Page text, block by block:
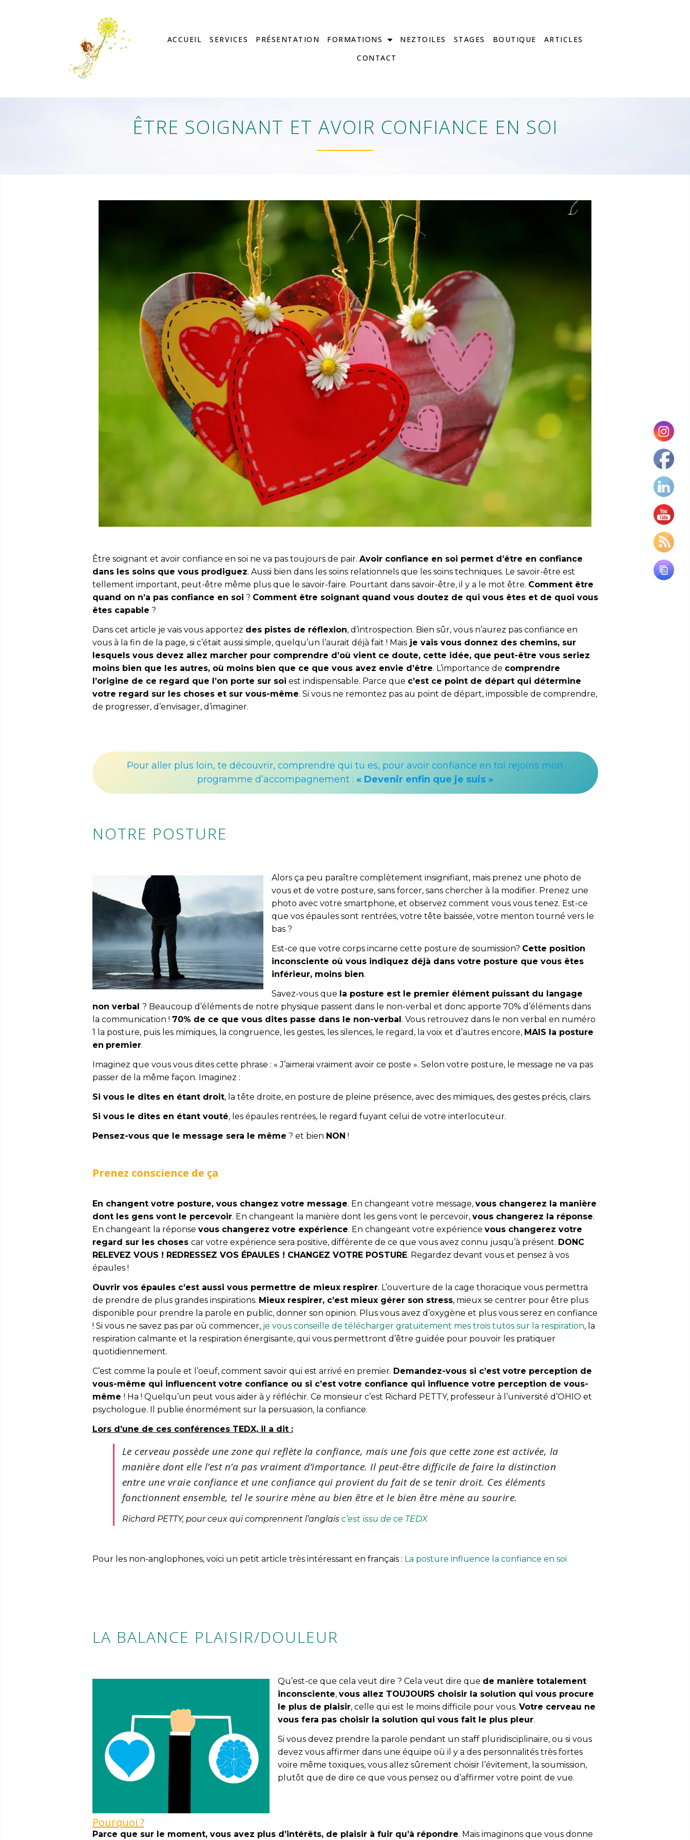
ACCUEIL SERVICES PRÉSENTATION FORMATIONS NEZTOILES STAGES BOUTIQUE
ARTICLES
CONTACT
ÊTRE SOIGNANT ET AVOIR CONFIANCE EN SOI
Être soignant et avoir confiance en soi ne va pas toujours de pair. Avoir confiance en soi permet d’être en confiance
dans les soins que vous prodiguez. Aussi bien dans les soins relationnels que les soins techniques. Le savoir-être est
tellement important, peut-être même plus que le savoir-faire. Pourtant dans savoir-être, il y a le mot être. Comment être
quand on n’a pas confiance en soi ? Comment être soignant quand vous doutez de qui vous êtes et de quoi vous
êtes capable ?
Dans cet article je vais vous apportez des pistes de réflexion, d’introspection. Bien sûr, vous n’aurez pas confiance en
vous à la fin de la page, si c’était aussi simple, quelqu’un l’aurait déjà fait ! Maisje vais vous donnez des chemins, sur
lesquels vous devez allez marcher pour comprendre d’où vient ce doute, cette idée, que peut-être vous seriez
moins bien que les autres, où moins bien que ce que vous avez envie d’être. L’importance de comprendre
l’origine de ce regard que l’on porte sur soi est indispensable. Parce que c’est ce point de départ qui détermine
votre regard sur les choses et sur vous-même. Si vous ne remontez pas au point de départ, impossible de comprendre,
de progresser, d’envisager, d’imaginer.
Pour aller plus loin, te découvrir, comprendre qui tu es, pour avoir confiance en toi rejoins mon
programme d’accompagnement : « Devenir enfin que je suis »
NOTRE POSTURE
Alors ça peu paraître complètement insignifiant, mais prenez une photo de
vous et de votre posture, sans forcer, sans chercher à la modifier. Prenez une
photo avec votre smartphone, et observez comment vous vous tenez. Est-ce
que vos épaules sont rentrées, votre tête baissée, votre menton tourné vers le
bas ?
Est-ce que votre corps incarne cette posture de soumission? Cette position
inconsciente où vous indiquez déjà dans votre posture que vous êtes
inférieur, moins bien.
Savez-vous que la posture est le premier élément puissant du langage
non verbal ? Beaucoup d’éléments de notre physique passent dans le non-verbal et donc apporte 70% d’éléments dans
la communication ! 70% de ce que vous dites passe dans le non-verbal. Vous retrouvez dans le non verbal en numéro
1 la posture, puis les mimiques, la congruence, les gestes, les silences, le regard, la voix et d’autres encore, MAIS la posture
en premier.
Imaginez que vous vous dites cette phrase : « J’aimerai vraiment avoir ce poste ». Selon votre posture, le message ne va pas
passer de la même façon. Imaginez :
Si vous le dites en étant droit, la tête droite, en posture de pleine présence, avec des mimiques, des gestes précis, clairs.
Si vous le dites en étant vouté, les épaules rentrées, le regard fuyant celui de votre interlocuteur.
Pensez-vous que le message sera le même ? et bien NON !
Prenez conscience de ça
En changent votre posture, vous changez votre message. En changeant votre message, vous changerez la manière
dont les gens vont le percevoir. En changeant la manière dont les gens vont le percevoir, vous changerez la réponse.
En changeant la réponse vous changerez votre expérience. En changeant votre expérience vous changerez votre
regard sur les choses car votre expérience sera positive, différente de ce que vous avez connu jusqu’à présent. DONC
RELEVEZ VOUS ! REDRESSEZ VOS ÉPAULES ! CHANGEZ VOTRE POSTURE. Regardez devant vous et pensez à vos
épaules !
Ouvrir vos épaules c’est aussi vous permettre de mieux respirer. L’ouverture de la cage thoracique vous permettra
de prendre de plus grandes inspirations. Mieux respirer, c’est mieux gérer son stress, mieux se centrer pour être plus
disponible pour prendre la parole en public, donner son opinion. Plus vous avez d’oxygène et plus vous serez en confiance
! Si vous ne savez pas par où commencer, je vous conseille de télécharger gratuitement mes trois tutos sur la respiration, la
respiration calmante et la respiration énergisante, qui vous permettront d’être guidée pour pouvoir les pratiquer
quotidiennement.
C’est comme la poule et l’oeuf, comment savoir qui est arrivé en premier. Demandez-vous si c’est votre perception de
vous-même qui influencent votre confiance ou si c’est votre confiance qui influence votre perception de vous-
même ! Ha ! Quelqu’un peut vous aider à y réfléchir. Ce monsieur c’est Richard PETTY, professeur à l’université d’OHIO et
psychologue. Il publie énormément sur la persuasion, la confiance.
Lors d’une de ces conférences TEDX, il a dit :
Le cerveau possède une zone qui reflète la confiance, mais une fois que cette zone est activée, la
manière dont elle l’est n’a pas vraiment d’importance. Il peut-être difficile de faire la distinction
entre une vraie confiance et une confiance qui provient du fait de se tenir droit. Ces éléments
fonctionnent ensemble, tel le sourire mène au bien être et le bien être mène au sourire.
Richard PETTY, pour ceux qui comprennent l’anglais c’est issu de ce TEDX
Pour les non-anglophones, voici un petit article très intéressant en français : La posture influence la confiance en soi
LA BALANCE PLAISIR/DOULEUR
Qu’est-ce que cela veut dire ? Cela veut dire que de manière totalement
inconsciente, vous allez TOUJOURS choisir la solution qui vous procure
le plus de plaisir, celle qui est le moins difficile pour vous. Votre cerveau ne
vous fera pas choisir la solution qui vous fait le plus pleur.
Si vous devez prendre la parole pendant un staff pluridisciplinaire, ou si vous
devez vous affirmer dans une équipe où il y a des personnalités très fortes
voire même toxiques, vous allez sûrement choisir l’évitement, la soumission,
plutôt que de dire ce que vous pensez ou d’affirmer votre point de vue.
Pourquoi ?
Parce que sur le moment, vous avez plus d’intérêts, de plaisir à fuir qu’à répondre. Mais imaginons que vous donne